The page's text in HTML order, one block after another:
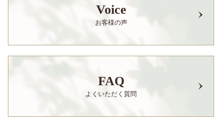
Voice
お客様の声
FAQ
よくいただく質問